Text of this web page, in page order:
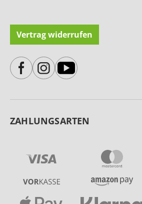
Vertrag widerrufen
ZAHLUNGSARTEN